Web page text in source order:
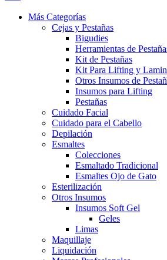
Más Categorías
Cejas y Pestañas
Bigudies
Herramientas de
Kit de Pestañas
Kit Para Lifting y
Otros Insumos de
Insumos para Lifting
Pestañas
Cuidado Facial
Cuidado para el Cabello
Depilación
Esmaltes
Colecciones
Esmaltado Tradicional
Esmaltes Ojo de Gato
Esterilización
Otros Insumos
Insumos Soft Gel
Geles
Limas
Maquillaje
Liquidación